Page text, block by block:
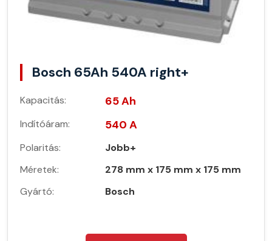
Bosch 65Ah 540A right+
Kapacitás: 65 Ah
Indítóáram: 540 A
Polaritás:
Jobb+
Méretek:
278 mm x 175 mm x 175 mm
Gyártó:
Bosch